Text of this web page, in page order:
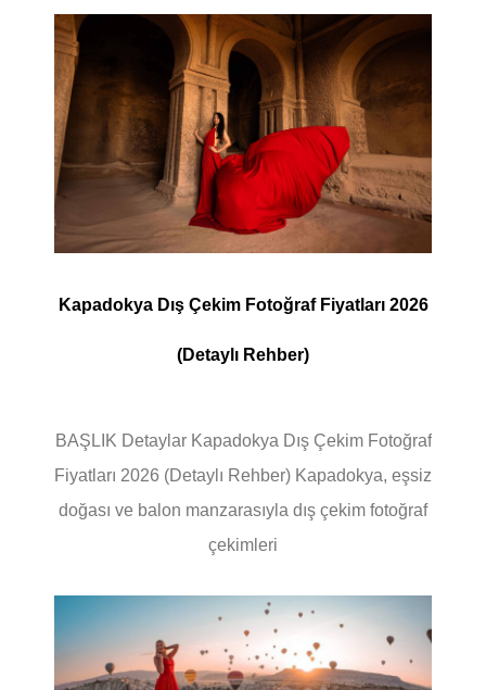
Kapadokya Dış Çekim Fotoğraf Fiyatları 2026
(Detaylı Rehber)
BAŞLIK Detaylar Kapadokya Dış Çekim Fotoğraf
Fiyatları 2026 (Detaylı Rehber) Kapadokya, eşsiz
doğası ve balon manzarasıyla dış çekim fotoğraf
çekimleri